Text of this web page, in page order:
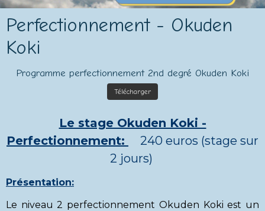
Perfectionnement - Okuden
Koki
Programme perfectionnement 2nd degré Okuden Koki
Télécharger
Le stage Okuden Koki -
Perfectionnement:
240 euros (stage sur
2 jours)
Présentation:
Le niveau 2 perfectionnement Okuden Koki est un